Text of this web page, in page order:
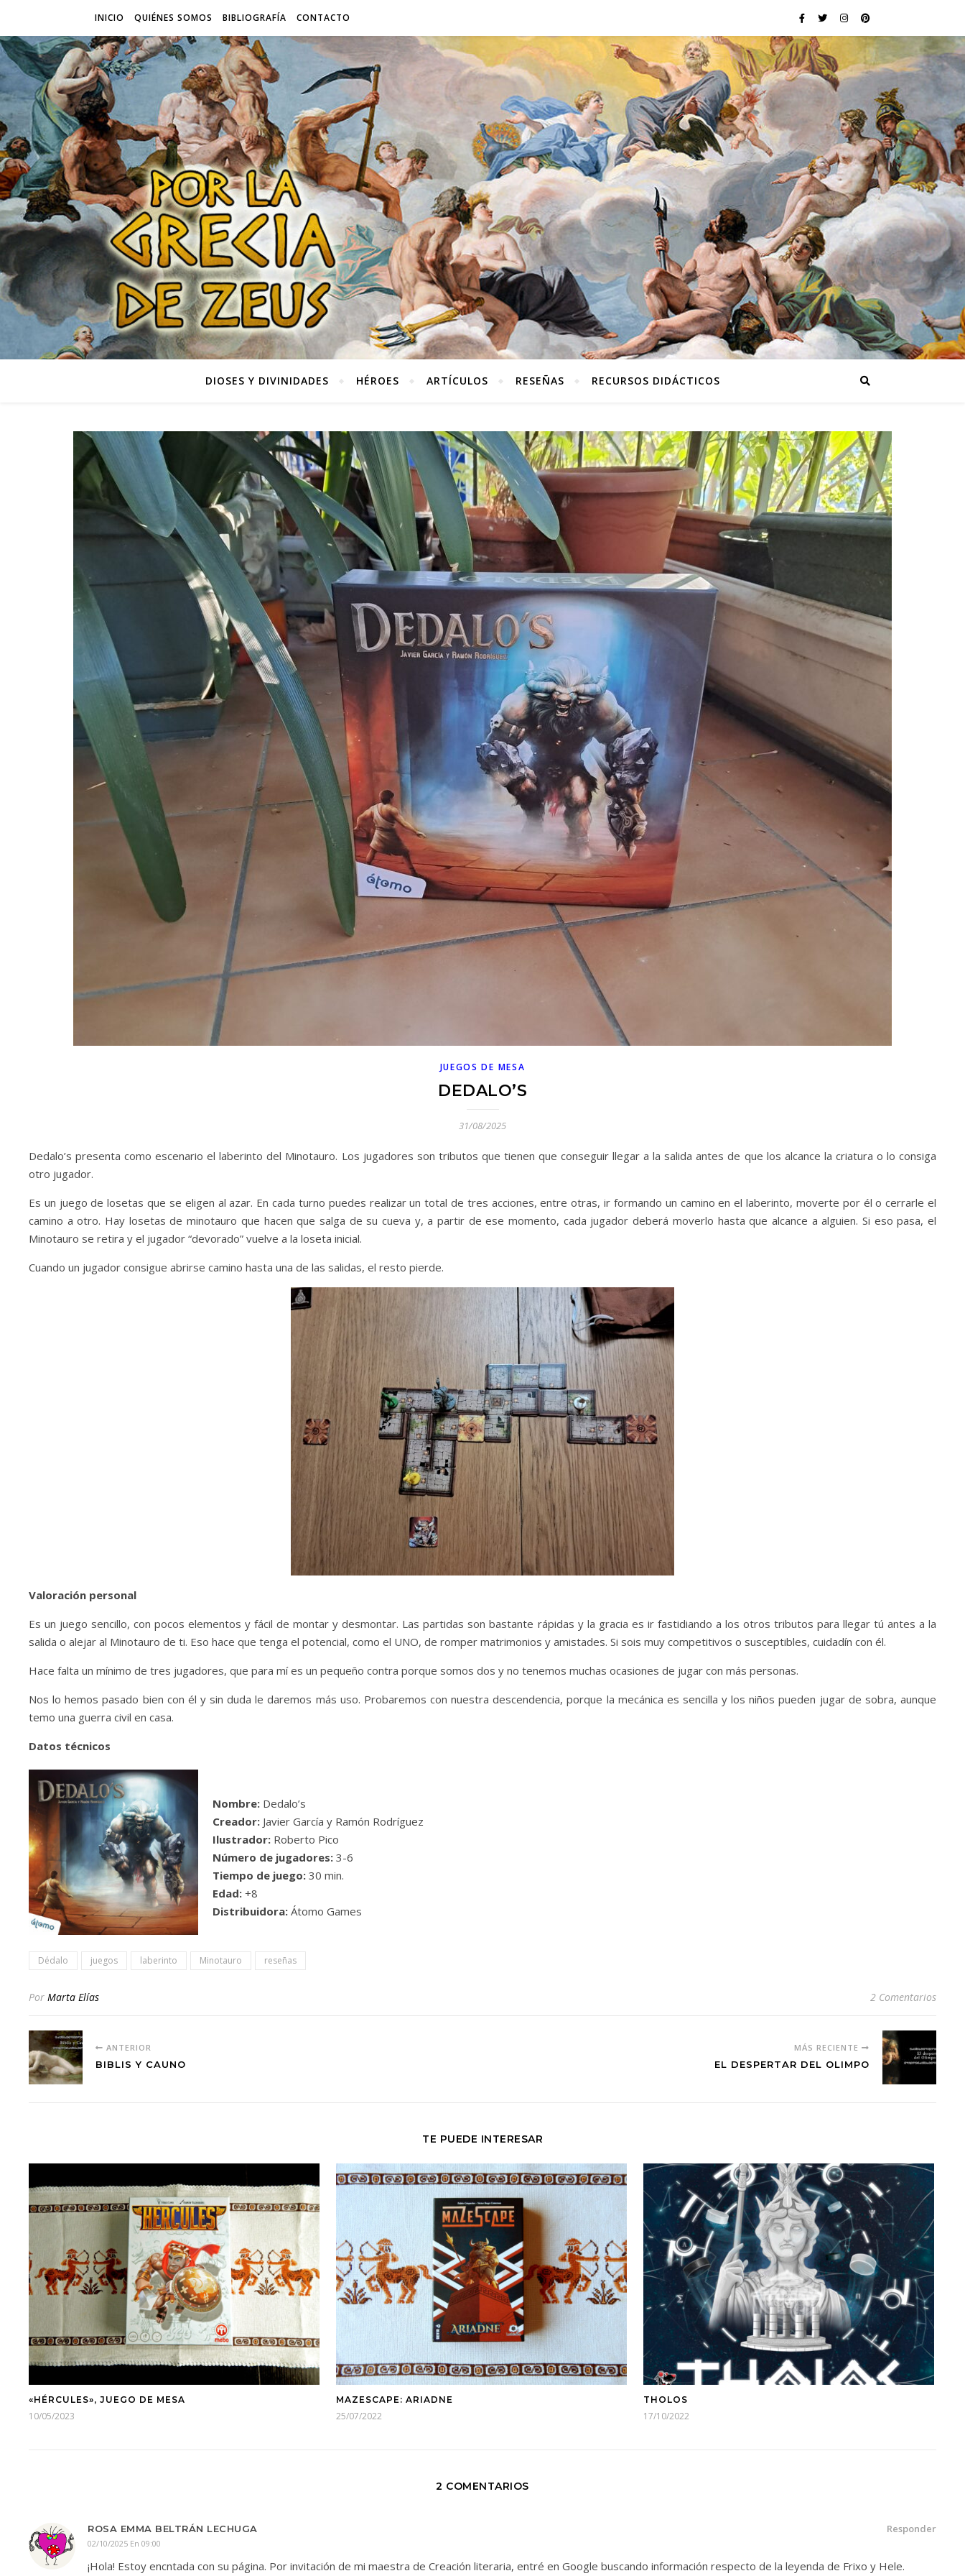
INICIO QUIÉNES SOMOS BIBLIOGRAFÍA CONTACTO
DIOSES Y DIVINIDADES HÉROES ARTÍCULOS RESEÑAS RECURSOS DIDÁCTICOS
JUEGOS DE MESA
DEDALO’S
31/08/2025
Dedalo’s presenta como escenario el laberinto del Minotauro. Los jugadores son tributos que tienen que conseguir llegar a la salida antes de que los alcance la criatura o lo consiga
otro jugador.
Es un juego de losetas que se eligen al azar. En cada turno puedes realizar un total de tres acciones, entre otras, ir formando un camino en el laberinto, moverte por él o cerrarle el
camino a otro. Hay losetas de minotauro que hacen que salga de su cueva y, a partir de ese momento, cada jugador deberá moverlo hasta que alcance a alguien. Si eso pasa, el
Minotauro se retira y el jugador “devorado” vuelve a la loseta inicial.
Cuando un jugador consigue abrirse camino hasta una de las salidas, el resto pierde.
Valoración personal
Es un juego sencillo, con pocos elementos y fácil de montar y desmontar. Las partidas son bastante rápidas y la gracia es ir fastidiando a los otros tributos para llegar tú antes a la
salida o alejar al Minotauro de ti. Eso hace que tenga el potencial, como el UNO, de romper matrimonios y amistades. Si sois muy competitivos o susceptibles, cuidadín con él.
Hace falta un mínimo de tres jugadores, que para mí es un pequeño contra porque somos dos y no tenemos muchas ocasiones de jugar con más personas.
Nos lo hemos pasado bien con él y sin duda le daremos más uso. Probaremos con nuestra descendencia, porque la mecánica es sencilla y los niños pueden jugar de sobra, aunque
temo una guerra civil en casa.
Datos técnicos
Nombre: Dedalo’s
Creador: Javier García y Ramón Rodríguez
Ilustrador: Roberto Pico
Número de jugadores: 3-6
Tiempo de juego: 30 min.
Edad: +8
Distribuidora: Átomo Games
Dédalo juegos laberinto Minotauro reseñas
Por Marta Elías 2 Comentarios
ANTERIOR
BIBLIS Y CAUNO
MÁS RECIENTE
EL DESPERTAR DEL OLIMPO
TE PUEDE INTERESAR
«HÉRCULES», JUEGO DE MESA
10/05/2023
MAZESCAPE: ARIADNE
25/07/2022
THOLOS
17/10/2022
2 COMENTARIOS
ROSA EMMA BELTRÁN LECHUGA
02/10/2025 En 09:00
Responder
¡Hola! Estoy encntada con su página. Por invitación de mi maestra de Creación literaria, entré en Google buscando información respecto de la leyenda de Frixo y Hele.